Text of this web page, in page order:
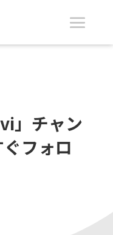
」チャン
フォロ